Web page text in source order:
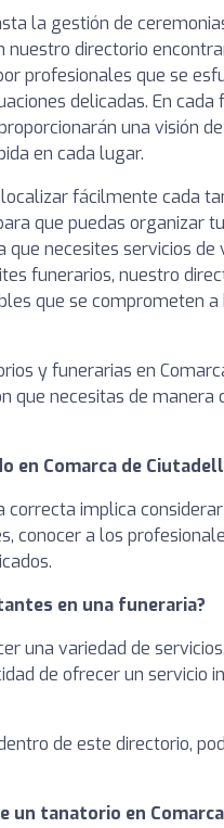
la gestión de
directorio
profesionales que se
delicadas. En cada
una visión
en cada lugar.
fácilmente cada
que puedas organizar
necesites servicios de
funerarios, nuestro
que se comprometen a
y funerarias en
que necesitas de manera
en Comarca de
implica
conocer a los
en una funeraria?
una variedad de
de ofrecer un
de este directorio,
un tanatorio en